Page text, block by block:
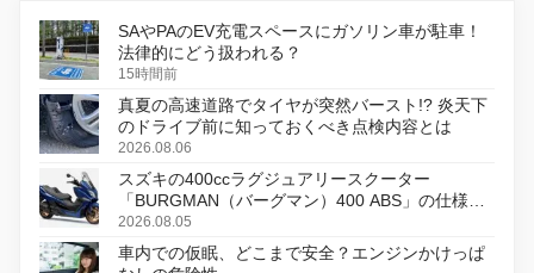
SAやPAのEV充電スペースにガソリン車が駐車！
法律的にどう扱われる？
15時間前
真夏の高速道路でタイヤが突然バースト!? 炎天下
のドライブ前に知っておくべき点検内容とは
2026.08.06
スズキの400ccラグジュアリースクーター
「BURGMAN（バーグマン）400 ABS」の仕様を
変更し、8月18日に発売
2026.08.05
車内での仮眠、どこまで安全？エンジンかけっぱ